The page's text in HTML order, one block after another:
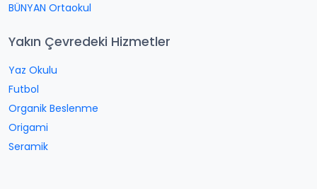
BÜNYAN Ortaokul
Yakın Çevredeki Hizmetler
Yaz Okulu
Futbol
Organik Beslenme
Origami
Seramik